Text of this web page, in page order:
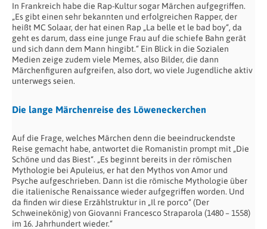
In Frankreich habe die Rap-Kultur sogar Märchen aufgegriffen.
„Es gibt einen sehr bekannten und erfolgreichen Rapper, der
heißt MC Solaar, der hat einen Rap „La belle et le bad boy“, da
geht es darum, dass eine junge Frau auf die schiefe Bahn gerät
und sich dann dem Mann hingibt.“ Ein Blick in die Sozialen
Medien zeige zudem viele Memes, also Bilder, die dann
Märchenfiguren aufgreifen, also dort, wo viele Jugendliche aktiv
unterwegs seien.
Die lange Märchenreise des Löweneckerchen
Auf die Frage, welches Märchen denn die beeindruckendste
Reise gemacht habe, antwortet die Romanistin prompt mit „Die
Schöne und das Biest“. „Es beginnt bereits in der römischen
Mythologie bei Apuleius, er hat den Mythos von Amor und
Psyche aufgeschrieben. Dann ist die römische Mythologie über
die italienische Renaissance wieder aufgegriffen worden. Und
da finden wir diese Erzählstruktur in „Il re porco“ (Der
Schweinekönig) von Giovanni Francesco Straparola (1480 – 1558)
im 16. Jahrhundert wieder.“